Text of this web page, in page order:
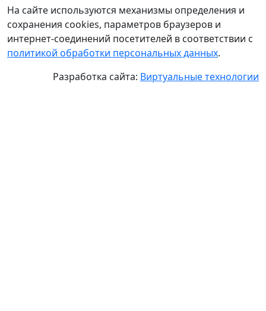
На сайте используются механизмы определения и
сохранения cookies, параметров браузеров и
интернет-соединений посетителей в соответствии с
политикой обработки персональных данных.
Разработка сайта: Виртуальные технологии